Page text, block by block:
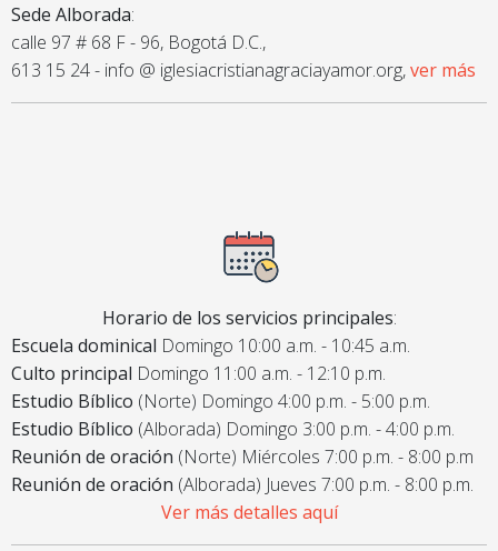
Sede Alborada:
calle 97 # 68 F - 96, Bogotá D.C.,
613 15 24 - info @ iglesiacristianagraciayamor.org,ver más
Horario de los servicios principales:
Escuela dominical Domingo 10:00 a.m. - 10:45 a.m.
Culto principal Domingo 11:00 a.m. - 12:10 p.m.
Estudio Bíblico (Norte) Domingo 4:00 p.m. - 5:00 p.m.
Estudio Bíblico (Alborada) Domingo 3:00 p.m. - 4:00 p.m.
Reunión de oración (Norte) Miércoles 7:00 p.m. - 8:00 p.m
Reunión de oración (Alborada) Jueves 7:00 p.m. - 8:00 p.m.
Ver más detalles aquí